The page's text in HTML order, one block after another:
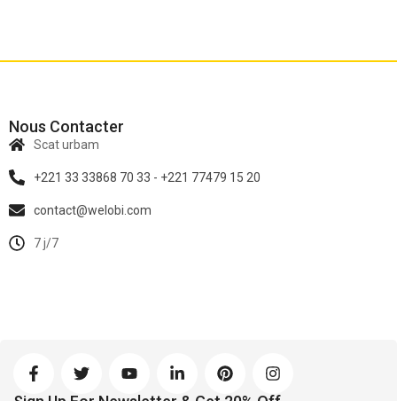
Nous Contacter
Scat urbam
+221 33 33868 70 33 - +221 77479 15 20
contact@welobi.com
7 j/7